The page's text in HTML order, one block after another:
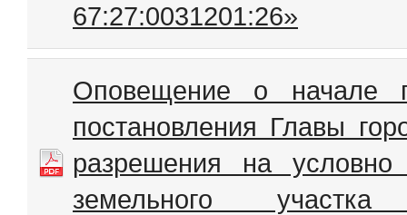
67:27:0031201:26»
Оповещение о начале
постановления Главы
разрешения на
земельного